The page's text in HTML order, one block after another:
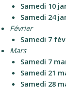
Samedi 10
Samedi 24
Février
Samedi 7
Mars
Samedi 7
Samedi 21
Samedi 28